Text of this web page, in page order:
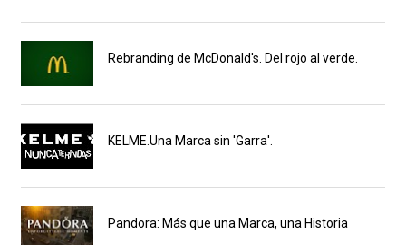
Rebranding de McDonald's. Del rojo al verde.
KELME.Una Marca sin 'Garra'.
Pandora: Más que una Marca, una Historia